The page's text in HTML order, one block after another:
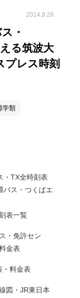
2014.8.26
・
る筑波大
プレス時刻
学類
・TX全時刻表
バス・つくばエ
表一覧
・免許セン
金表
料金表
図・JR東日本